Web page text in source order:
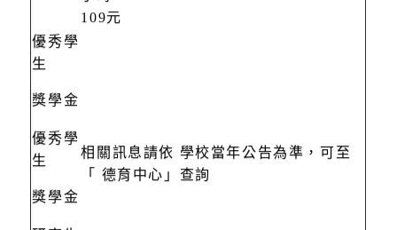
小時
109元
優秀學
生
獎學金
相關訊息請依 學校當年公告為準，可至
「 德育中心」查詢
優秀學
生
獎學金